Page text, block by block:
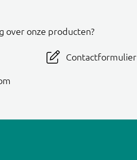
over onze producten?
Contactformulier